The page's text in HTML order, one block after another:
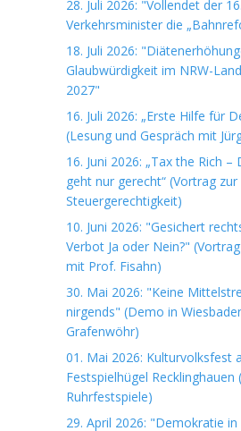
28. Juli 2026: "Vollendet der 16.
Verkehrsminister die
18. Juli 2026:
Glaubwürdigkeit im NRW-
2027"
16. Juli 2026: „Erste Hilfe für
(Lesung und Gespräch mit
16. Juni 2026: „Tax the Rich
geht nur gerecht“ (Vortrag zur
Steuergerechtigkeit)
10. Juni 2026: "Gesichert
Verbot Ja oder Nein?"
mit Prof. Fisahn)
30. Mai 2026: "Keine
nirgends" (Demo in
Grafenwöhr)
01. Mai 2026: Kulturvolksfest
Festspielhügel Recklinghauen
Ruhrfestspiele)
29. April 2026: "Demokratie in